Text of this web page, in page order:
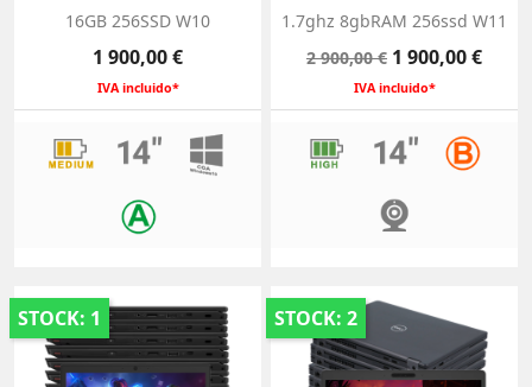
16GB 256SSD W10
Preço
1 900,00 €
IVA incluido*
1.7ghz 8gbRAM 256ssd W11
Preço
normal
2 900,00 € Preço
1 900,00 €
IVA incluido*
STOCK: 1 STOCK: 2